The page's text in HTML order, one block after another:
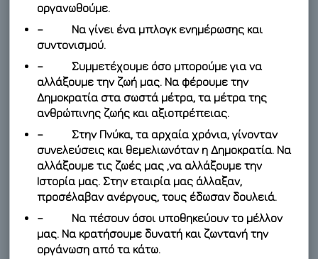
οργανωθούμε.
– Να γίνει ένα μπλογκ ενημέρωσης και
συντονισμού.
– Συμμετέχουμε όσο μπορούμε για να
αλλάξουμε την ζωή μας. Να φέρουμε την
Δημοκρατία στα σωστά μέτρα, τα μέτρα της
ανθρώπινης ζωής και αξιοπρέπειας.
– Στην Πνύκα, τα αρχαία χρόνια, γίνονταν
συνελεύσεις και θεμελιωνόταν η Δημοκρατία. Να
αλλάξουμε τις ζωές μας ,να αλλάξουμε την
Ιστορία μας. Στην εταιρία μας άλλαξαν,
προσέλαβαν ανέργους, τους έδωσαν δουλειά.
– Να πέσουν όσοι υποθηκεύουν το μέλλον
μας. Να κρατήσουμε δυνατή και ζωντανή την
οργάνωση από τα κάτω.